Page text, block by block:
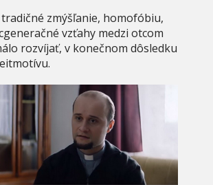
zmýšľanie, homofóbiu,
vzťahy medzi otcom
rozvíjať, v konečnom dôsledku